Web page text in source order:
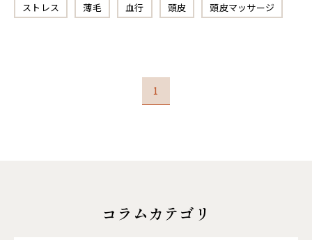
ストレス 薄毛 血行 頭皮 頭皮マッサージ
1
コラムカテゴリ